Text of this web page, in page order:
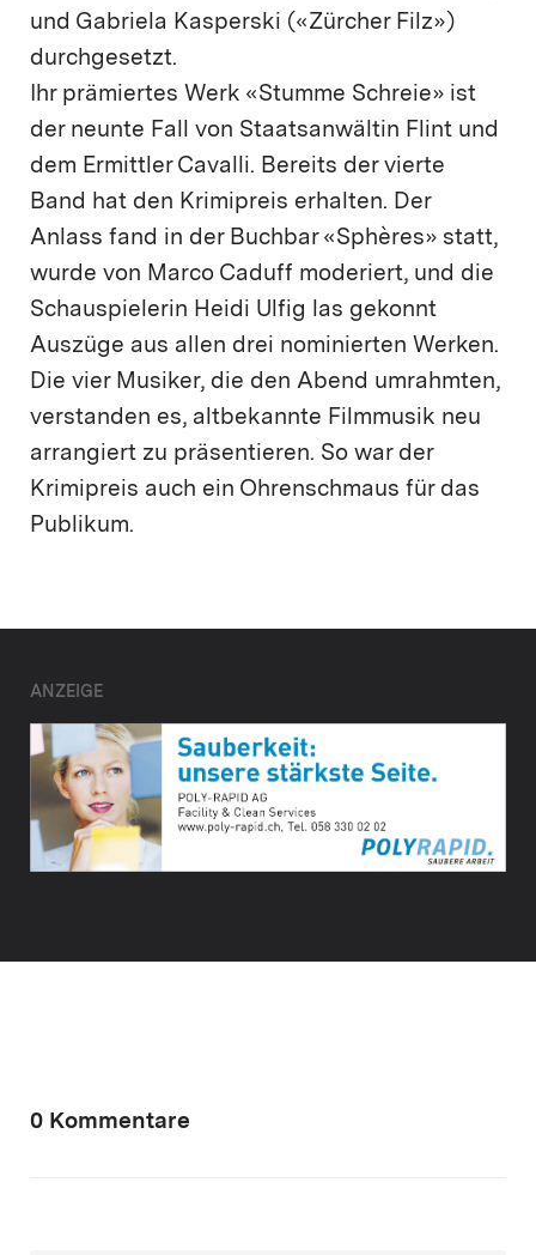
und Gabriela Kasperski («Zürcher Filz»)
durchgesetzt.
Ihr prämiertes Werk «Stumme Schreie» ist
der neunte Fall von Staatsanwältin Flint und
dem Ermittler Cavalli. Bereits der vierte
Band hat den Krimipreis erhalten. Der
Anlass fand in der Buchbar «Sphères» statt,
wurde von Marco Caduff moderiert, und die
Schauspielerin Heidi Ulfig las gekonnt
Auszüge aus allen drei nominierten Werken.
Die vier Musiker, die den Abend umrahmten,
verstanden es, altbekannte Filmmusik neu
arrangiert zu präsentieren. So war der
Krimipreis auch ein Ohrenschmaus für das
Publikum.
ANZEIGE
0 Kommentare